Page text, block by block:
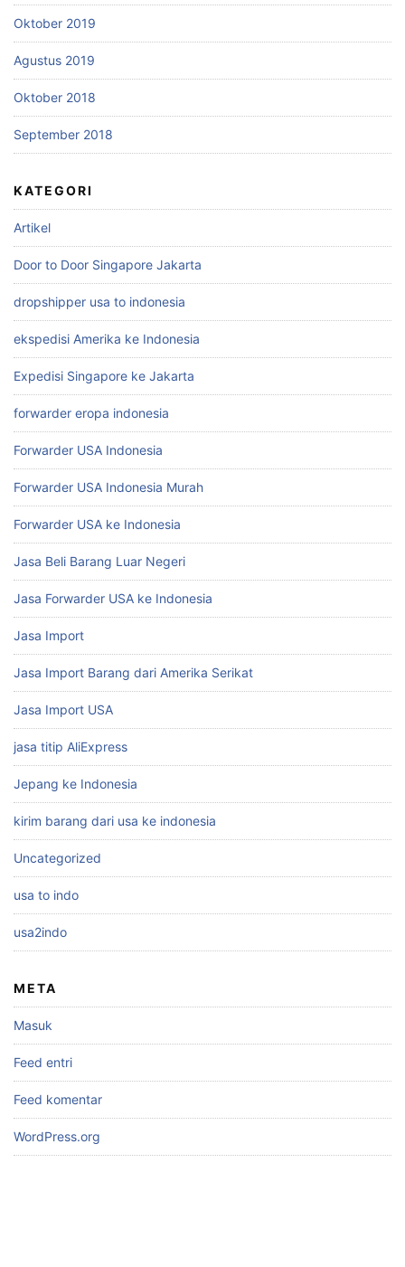
Oktober 2019
Agustus 2019
Oktober 2018
September 2018
KATEGORI
Artikel
Door to Door Singapore Jakarta
dropshipper usa to indonesia
ekspedisi Amerika ke Indonesia
Expedisi Singapore ke Jakarta
forwarder eropa indonesia
Forwarder USA Indonesia
Forwarder USA Indonesia Murah
Forwarder USA ke Indonesia
Jasa Beli Barang Luar Negeri
Jasa Forwarder USA ke Indonesia
Jasa Import
Jasa Import Barang dari Amerika Serikat
Jasa Import USA
jasa titip AliExpress
Jepang ke Indonesia
kirim barang dari usa ke indonesia
Uncategorized
usa to indo
usa2indo
META
Masuk
Feed entri
Feed komentar
WordPress.org